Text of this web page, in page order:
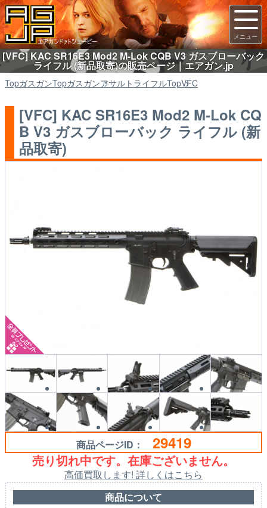
[VFC] KAC SR16E3 Mod2 M-Lok CQB V3 ガスブローバック
ライフル (新品取寄)の販売ページ｜エアガン.jp
TopガスガンTopガスガンアサルトライフルTopVFC
[VFC] KAC SR16E3 Mod2 M-Lok CQ
B V3 ガスブローバック ライフル (新
品取寄)
商品ページID： 29419
売り切れ中です。在庫ございません。
高価買取します! 詳しくはこちら
商品について